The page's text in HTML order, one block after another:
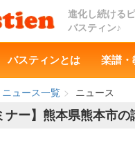
進化し続ける
バスティン♪
バスティンとは 楽譜・
ニュース一覧
ニュース
ナー】熊本県熊本市